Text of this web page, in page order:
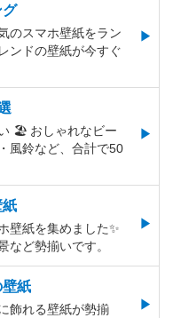
グ
のスマホ壁紙をラン
ンドの壁紙が今すぐ
🏖 おしゃれなビー
風鈴など、合計で50
紙
壁紙を集めました✨
など勢揃いです。
紙
飾れる壁紙が勢揃